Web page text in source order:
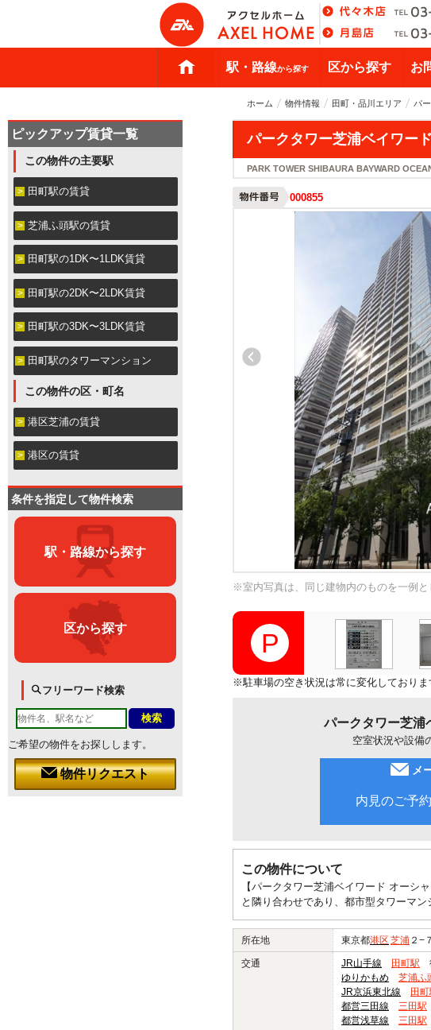
駅・路線から探す 区から探す お
ホーム 物件情報 田町・品川エリア パ
パークタワー芝浦ベイワー
PARK TOWER SHIBAURA BAYWARD
000855
※室内写真は、同じ建物内のものを一例と
※駐車場の空き状況は常に変化しておりま
パークタワー芝浦
空室状況や設備
メ
内見のご予
この物件について
【パークタワー芝浦ベイワード オーシ
と隣り合わせであり、都市型タワーマ
所在地 東京都港区 芝浦 ２−
交通 JR山手線 田町駅
ゆりかもめ
芝浦ふ
JR京浜東北線
田
都営三田線
三田駅
都営浅草線
三田駅
ピックアップ賃貸一覧
この物件の主要駅
田町駅の賃貸
芝浦ふ頭駅の賃貸
田町駅の1DK〜1LDK賃貸
田町駅の2DK〜2LDK賃貸
田町駅の3DK〜3LDK賃貸
田町駅のタワーマンション
この物件の区・町名
港区芝浦の賃貸
港区の賃貸
条件を指定して物件検索
駅・路線から探す
区から探す
フリーワード検索
ご希望の物件をお探しします。
物件リクエスト